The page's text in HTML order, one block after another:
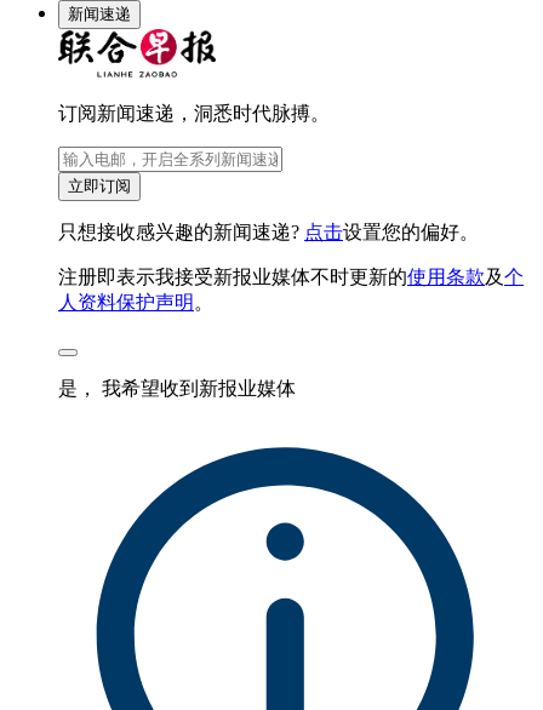
新闻速递
订阅新闻速递，洞悉时代脉搏。
立即订阅
只想接收感兴趣的新闻速递? 点击设置您的偏好。
注册即表示我接受新报业媒体不时更新的使用条款及个
人资料保护声明 。
是， 我希望收到新报业媒体